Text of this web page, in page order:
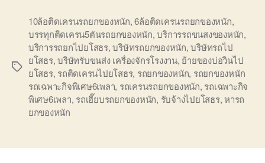
Tags
10ล้อติดเครนรถยกของหนัก,6ล้อติดเครนรถยกของหนัก,
บรรทุกติดเครน5ตันรถยกของหนัก,บริการรถขนสงของหนัก,
บริการรถยกไปยโสธร,บริษัทรถยกของหนัก,บริษัทรถไป
ยโสธร,บริษัทรับขนส่ง เครื่องจักรโรงงาน, ย้ายของบ่อวินไป
ยโสธร, รถติดเครนไปยโสธร, รถยกของหนัก, รถยกของหนัก
รถเฉพาะกิจพิเศษ6เพลา, รถเครนรถยกของหนัก, รถเฉพาะกิจ
พิเศษ6เพลา, รถเฮี๊ยบรถยกของหนัก, รับจ้างไปยโสธร,หารถ
ยกของหนัก